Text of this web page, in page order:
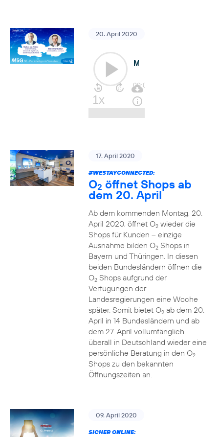
20. April 2020
17. April 2020
#WESTAYCONNECTED:
O2 öffnet Shops ab
dem 20. April
Ab dem kommenden Montag, 20.
April 2020, öffnet O2wieder die
Shops für Kunden – einzige
Ausnahme bilden O2Shops in
Bayern und Thüringen. In diesen
beiden Bundesländern öffnen die
O2Shops aufgrund der
Verfügungen der
Landesregierungen eine Woche
später. Somit bietet O2ab dem 20.
April in 14 Bundesländern und ab
dem 27. April vollumfänglich
überall in Deutschland wieder eine
persönliche Beratung in den O2
Shops zu den bekannten
Öffnungszeiten an.
09. April 2020
SICHER ONLINE: